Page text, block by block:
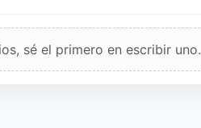
sé el primero en escribir uno.